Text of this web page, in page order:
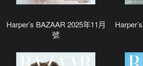
Harper’s BAZAAR 2025年11月
號